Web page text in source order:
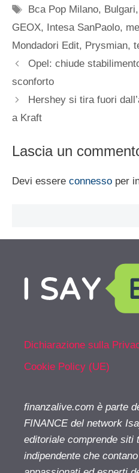
Tag
Bca Pop Milano, Bulgari
GEOX, Intesa SanPaolo,
Mondadori Edit, Prysmian,
Opel: chiude
sconforto
Hershey si tira fuori
a Kraft
Lascia un
Devi essere connesso per
Dichiarazione sulla
Cookie Policy (UE)
finanzalive.com è parte
FINANCE del network
editoriale comprende siti
indipendente che